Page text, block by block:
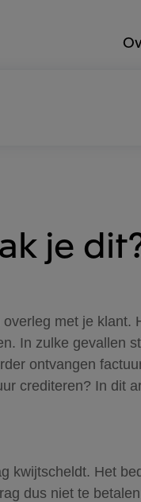
je
met je klant.
In zulke gevallen
ontvangen
crediteren? In dit
kwijtscheldt. Het
dus niet te